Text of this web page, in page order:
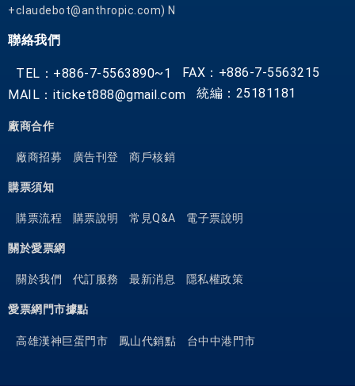
+claudebot@anthropic.com) N
聯絡我們
TEL：+886-7-5563890~1
FAX：+886-7-5563215
MAIL：iticket888@gmail.com
統編：25181181
廠商合作
廠商招募 廣告刊登 商戶核銷
購票須知
購票流程 購票說明 常見Q&A 電子票說明
關於愛票網
關於我們 代訂服務 最新消息 隱私權政策
愛票網門市據點
高雄漢神巨蛋門市 鳳山代銷點 台中中港門市